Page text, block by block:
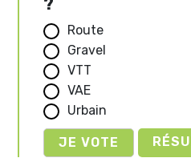
Route
Gravel
VTT
VAE
Urbain